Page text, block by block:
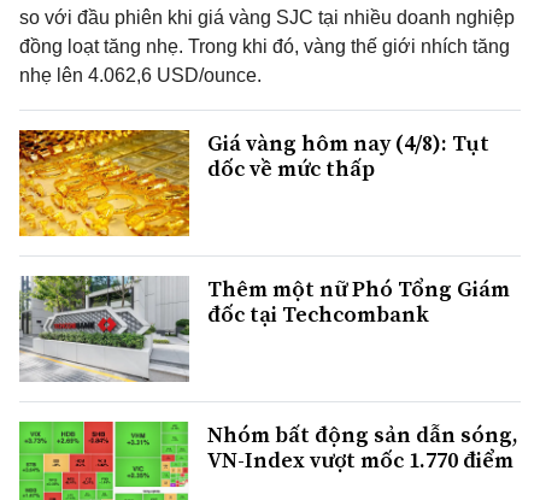
so với đầu phiên khi giá vàng SJC tại nhiều doanh nghiệp
đồng loạt tăng nhẹ. Trong khi đó, vàng thế giới nhích tăng
nhẹ lên 4.062,6 USD/ounce.
Giá vàng hôm nay (4/8): Tụt
dốc về mức thấp
Thêm một nữ Phó Tổng Giám
đốc tại Techcombank
Nhóm bất động sản dẫn sóng,
VN-Index vượt mốc 1.770 điểm